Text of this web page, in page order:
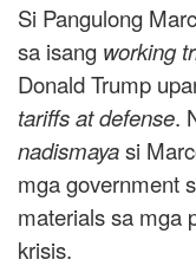
Si Pangulong
sa isang working
Donald Trump
tariffs at defense.
nadismayasi
mga government
materials sa mga
krisis.